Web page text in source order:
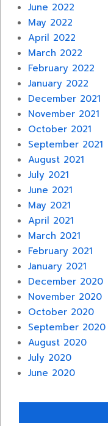
June 2022
May 2022
April 2022
March 2022
February 2022
January 2022
December 2021
November 2021
October 2021
September 2021
August 2021
July 2021
June 2021
May 2021
April 2021
March 2021
February 2021
January 2021
December 2020
November 2020
October 2020
September 2020
August 2020
July 2020
June 2020